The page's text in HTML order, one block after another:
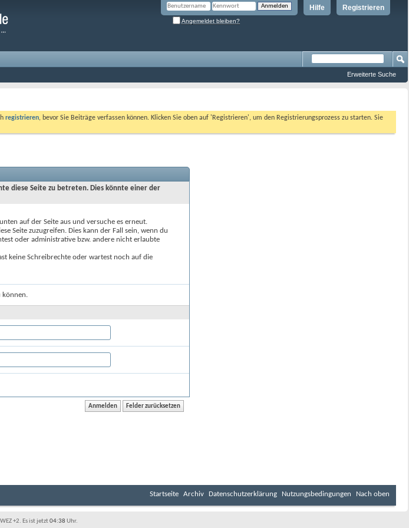
Registrieren
Hilfe
Angemeldet bleiben?
Erweiterte Suche
registrieren, bevor Sie Beiträge verfassen können. Klicken Sie oben auf 'Registrieren', um den Registrierungsprozess zu starten. Sie
diese Seite zu betreten. Dies könnte einer der
auf der Seite aus und versuche es erneut.
Seite zuzugreifen. Dies kann der Fall sein, wenn du
oder administrative bzw. andere nicht erlaubte
keine Schreibrechte oder wartest noch auf die
können.
Startseite Archiv Datenschutzerklärung Nutzungsbedingungen Nach oben
+2. Es ist jetzt04:38 Uhr.